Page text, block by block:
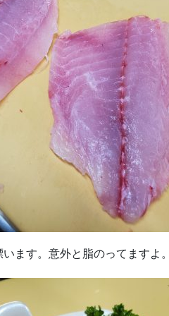
います。意外と脂のってますよ